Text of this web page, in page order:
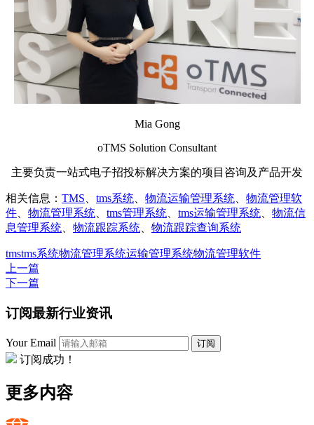
Mia Gong
oTMS Solution Consultant
主要负责一站式电子招投标解决方案的项目咨询及产品开发
相关信息： TMS tms系统 物流运输管理系统
物流管理软
件
物流管理系统 tms管理系统 tms运输管理系统
物流信
息管理系统
物流跟踪系统 物流跟踪查询系统
tmstms系统物流管理系统运输管理系统物流管理软件
上一篇
下一篇
订阅最新行业资讯
Your Email 订阅
订阅成功！
更多内容